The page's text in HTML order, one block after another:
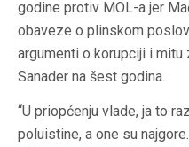
godine protiv MOL-a jer
obaveze o plinskom
argumenti o korupciji i
Sanader na šest godina.
“U priopćenju vlade, ja to
poluistine, a one su